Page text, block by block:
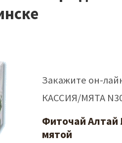
Закажите он-
КАССИЯ/МЯТА
Фиточай Алтай
мятой